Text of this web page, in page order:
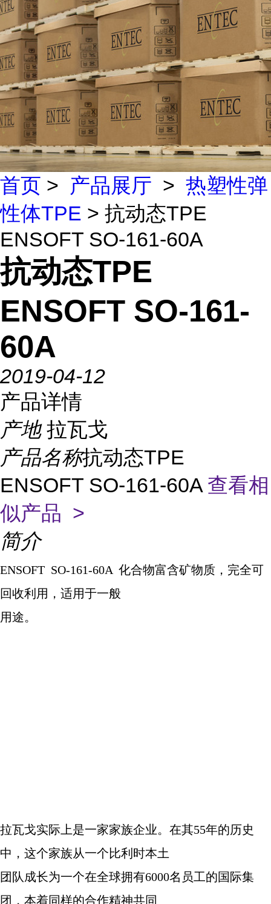
首页 > 产品展厅 > 热塑性弹
性体TPE > 抗动态TPE
ENSOFT SO-161-60A
抗动态TPE
ENSOFT SO-161-
60A
2019-04-12
产品详情
产地 拉瓦戈
产品名称抗动态TPE
ENSOFT SO-161-60A 查看相
似产品 >
简介
ENSOFT SO-161-60A 化合物富含矿物质，完全可
回收利用，适用于一般
用途。
拉瓦戈实际上是一家家族企业。在其55年的历史
中，这个家族从一个比利时本土
团队成长为一个在全球拥有6000名员工的国际集
团，本着同样的合作精神共同